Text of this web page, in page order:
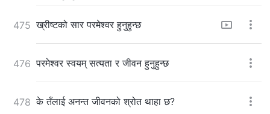
475 ख्रीष्टको सार परमेश्‍वर हुनुहुन्छ
476 परमेश्‍वर स्वयम् सत्यता र जीवन हुनुहुन्छ
478 के तँलाई अनन्त जीवनको श्रोत थाहा छ?